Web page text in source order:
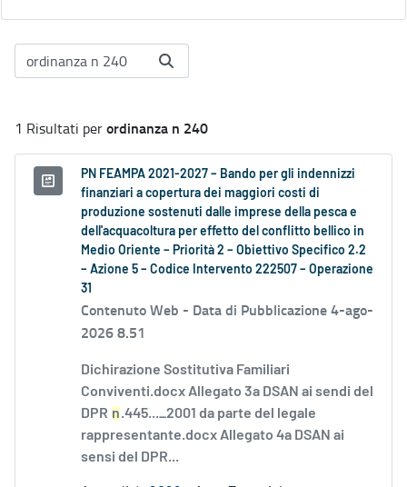
1 Risultati perordinanza n 240
PN FEAMPA 2021-2027 – Bando per gli indennizzi
finanziari a copertura dei maggiori costi di
produzione sostenuti dalle imprese della pesca e
dell'acquacoltura per effetto del conflitto bellico in
Medio Oriente – Priorità 2 – Obiettivo Specifico 2.2
– Azione 5 – Codice Intervento 222507 – Operazione
31
Contenuto Web - Data di Pubblicazione 4-ago-
2026 8.51
Dichirazione Sostitutiva Familiari
Conviventi.docx Allegato 3a DSAN ai sendi del
DPR n.445..._2001 da parte del legale
rappresentante.docx Allegato 4a DSAN ai
sensi del DPR...